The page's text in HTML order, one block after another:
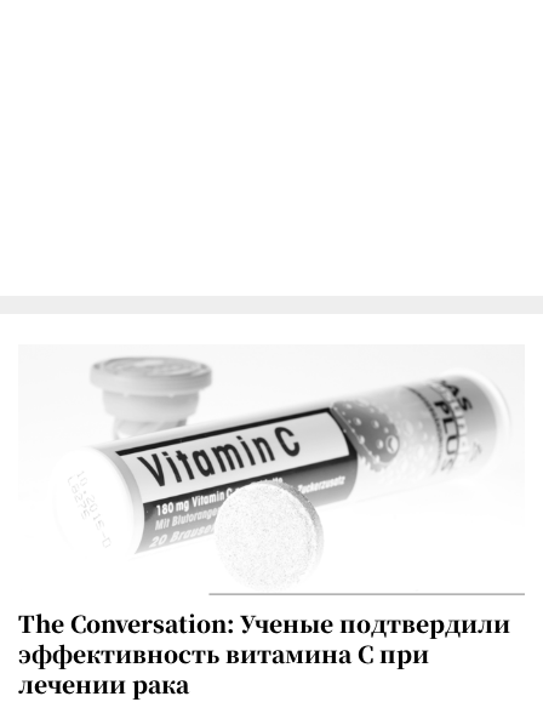
The Conversation: Ученые подтвердили
эффективность витамина C при
лечении рака